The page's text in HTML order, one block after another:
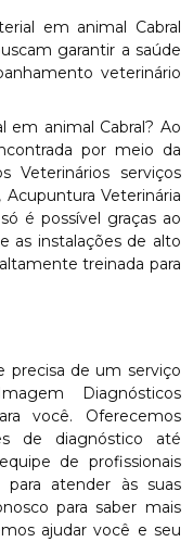
em animal Cabral
garantir a saúde
veterinário
em animal Cabral? Ao
por meio da
Veterinários serviços
Veterinária
é possível graças ao
as instalações de alto
treinada para
precisa de um serviço
Diagnósticos
você. Oferecemos
de diagnóstico até
de profissionais
atender às suas
para saber mais
ajudar você e seu